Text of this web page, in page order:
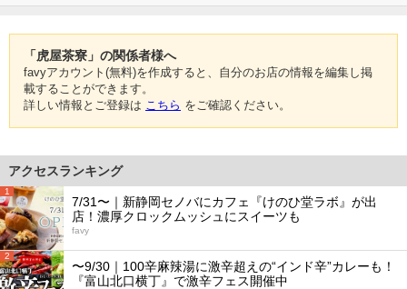
「虎屋茶寮」の関係者様へ
favyアカウント(無料)を作成すると、自分のお店の情報を編集し掲
載することができます。
詳しい情報とご登録は こちら をご確認ください。
アクセスランキング
1
7/31〜｜新静岡セノバにカフェ『けのひ堂ラボ』が出
店！濃厚クロックムッシュにスイーツも
favy
2
〜9/30｜100辛麻辣湯に激辛超えの“インド辛”カレーも！
『富山北口横丁』で激辛フェス開催中